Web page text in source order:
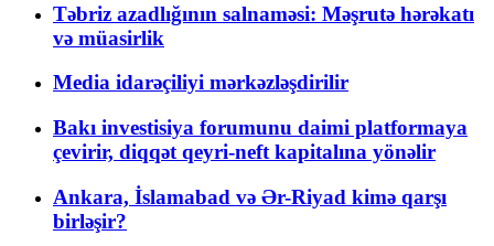
Təbriz azadlığının salnaməsi: Məşrutə hərəkatı
və müasirlik
Media idarəçiliyi mərkəzləşdirilir
Bakı investisiya forumunu daimi platformaya
çevirir, diqqət qeyri-neft kapitalına yönəlir
Ankara, İslamabad və Ər-Riyad kimə qarşı
birləşir?